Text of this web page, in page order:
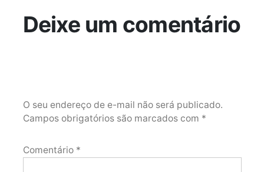
Deixe um comentário
O seu endereço de e-mail não será publicado.
Campos obrigatórios são marcados com *
Comentário *